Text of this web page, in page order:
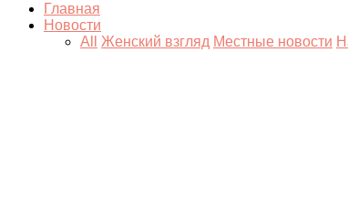
Главная
Новости
All
Женский взгляд Местные новости